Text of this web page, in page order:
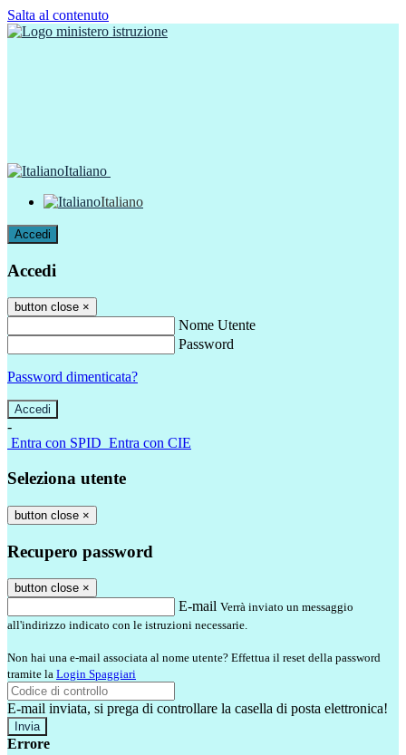
Salta al contenuto
Italiano
Italiano
Accedi
Accedi
button close ×
Nome Utente
Password
Password dimenticata?
-
Entra con SPID Entra con CIE
Seleziona utente
button close ×
Recupero password
button close ×
E-mail Verrà inviato un messaggio
all'indirizzo indicato con le istruzioni necessarie.
Non hai una e-mail associata al nome utente? Effettua il reset della password
tramite la Login Spaggiari
E-mail inviata, si prega di controllare la casella di posta elettronica!
Errore